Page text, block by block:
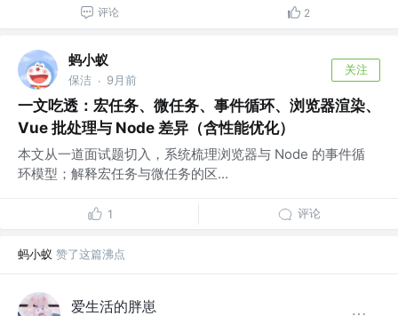
评论 2
蚂小蚁
保洁 · 9月前
关注
一文吃透：宏任务、微任务、事件循环、浏览器渲染、
Vue 批处理与 Node 差异（含性能优化）
本文从一道面试题切入，系统梳理浏览器与 Node 的事件循
环模型；解释宏任务与微任务的区...
1 评论
蚂小蚁 赞了这篇沸点
爱生活的胖崽